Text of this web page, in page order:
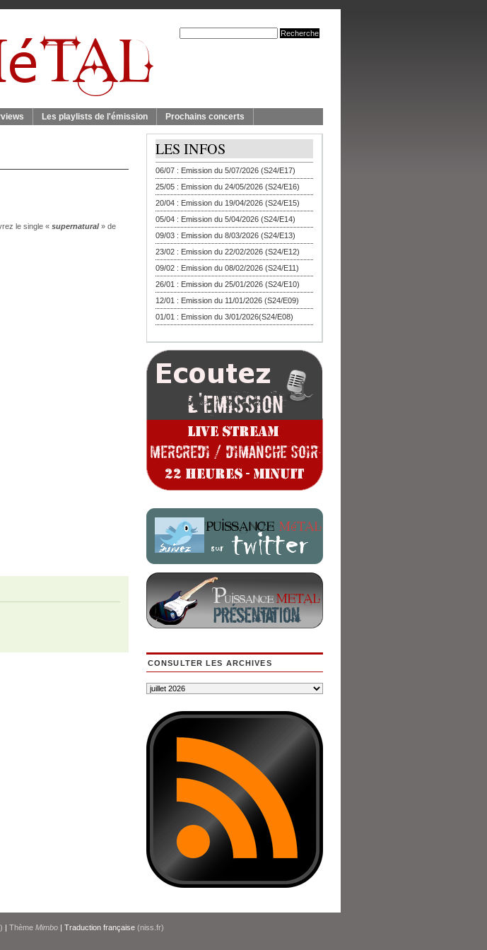
Les playlists de l'émission Prochains concerts
le single « supernatural» de
LES INFOS
06/07 : Emission du 5/07/2026 (S24/E17)
25/05 : Emission du 24/05/2026 (S24/E16)
20/04 : Emission du 19/04/2026 (S24/E15)
05/04 : Emission du 5/04/2026 (S24/E14)
09/03 : Emission du 8/03/2026 (S24/E13)
23/02 : Emission du 22/02/2026 (S24/E12)
09/02 : Emission du 08/02/2026 (S24/E11)
26/01 : Emission du 25/01/2026 (S24/E10)
12/01 : Emission du 11/01/2026 (S24/E09)
01/01 : Emission du 3/01/2026(S24/E08)
CONSULTER LES ARCHIVES
| Thème Mimbo | Traduction française (niss.fr)